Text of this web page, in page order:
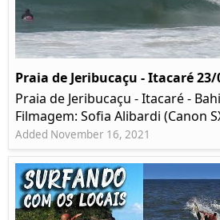
Praia de Jeribucaçu - Itacaré
Praia de Jeribucaçu - Itacaré -
Filmagem: Sofia Alibardi (Canon
Added November 16, 2021